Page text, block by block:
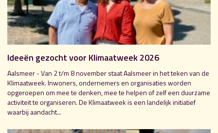
Ideeën gezocht voor Klimaatweek 2026
Aalsmeer - Van 2 t/m 8 november staat Aalsmeer in het teken van de
Klimaatweek. Inwoners, ondernemers en organisaties worden
opgeroepen om mee te denken, mee te helpen of zelf een duurzame
activiteit te organiseren. De Klimaatweek is een landelijk initiatief
waarbij aandacht...